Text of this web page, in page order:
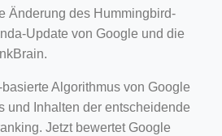
Änderung des Hummingbird-
Update von Google und die
Algorithmus von Google
und Inhalten der entscheidende
Jetzt bewertet Google